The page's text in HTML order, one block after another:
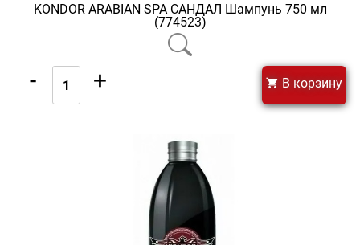
KONDOR ARABIAN SPA САНДАЛ Шампунь 750 мл
(774523)
- + В корзину